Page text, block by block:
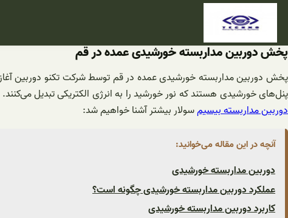
رفتن
پخش دوربین مداربسته خورشیدی عمده در قم
پخش دوربین مداربسته خورشیدی عمده در قم توسط شرکت تکنو دوربین
پنل‌های خورشیدی هستند که نور خورشید را به انرژی الکتریکی تبدیل
دوربین مداربسته بیسیمسولار بیشتر آشنا خواهیم شد:
آنچه در این مقاله می‌خوانید:
دوربین مداربسته خورشیدی
عملکرد دوربین مداربسته خورشیدی چگونه است؟
کاربرد دوربین مداربسته خورشیدی